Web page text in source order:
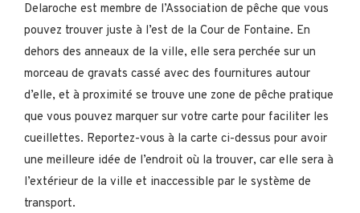
Delaroche est membre de l’Association de pêche que vous
pouvez trouver juste à l’est de la Cour de Fontaine. En
dehors des anneaux de la ville, elle sera perchée sur un
morceau de gravats cassé avec des fournitures autour
d’elle, et à proximité se trouve une zone de pêche pratique
que vous pouvez marquer sur votre carte pour faciliter les
cueillettes. Reportez-vous à la carte ci-dessus pour avoir
une meilleure idée de l’endroit où la trouver, car elle sera à
l’extérieur de la ville et inaccessible par le système de
transport.